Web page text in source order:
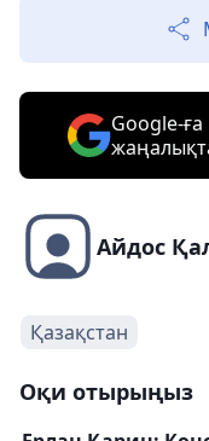
Google-
Айдос
Қазақстан
Оқи отырыңыз